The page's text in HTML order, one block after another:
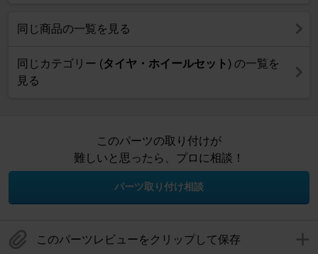
同じ商品の一覧を見る
同じカテゴリー (タイヤ・ホイールセット) の一覧を
見る
このパーツの取り付けが
難しいと思ったら、プロに相談！
パーツ取り付け相談
このパーツレビューをクリップして保存